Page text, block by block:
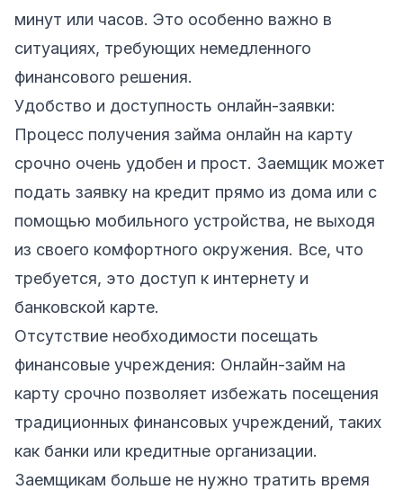
минут или часов. Это особенно важно в
ситуациях, требующих немедленного
финансового решения.
Удобство и доступность онлайн-заявки:
Процесс получения займа онлайн на карту
срочно очень удобен и прост. Заемщик может
подать заявку на кредит прямо из дома или с
помощью мобильного устройства, не выходя
из своего комфортного окружения. Все, что
требуется, это доступ к интернету и
банковской карте.
Отсутствие необходимости посещать
финансовые учреждения: Онлайн-займ на
карту срочно позволяет избежать посещения
традиционных финансовых учреждений, таких
как банки или кредитные организации.
Заемщикам больше не нужно тратить время